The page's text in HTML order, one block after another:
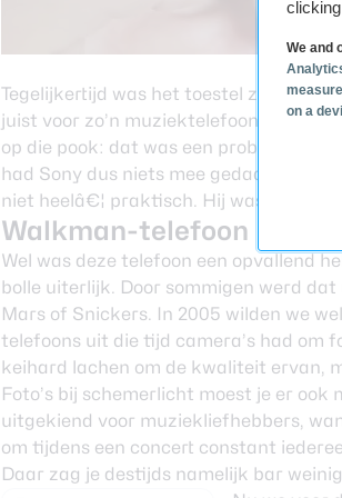
We and
on a
Tegelijkertijd was het toestel zeker
juist voor zo’n muziektelefoon een
op die pook: dat was een probleem dat
had Sony dus niets mee gedaan. Het
niet heelâ€¦ praktisch. Hij was ook
Walkman-telefoon
Wel was deze telefoon een opvallend
bolle uiterlijk. Door sommigen werd dat
Mars of Snickers. In 2005 wilden we
telefoons uit die tijd camera’s had om
keihard lachen om de kwaliteit ervan,
Foto’s bij schemerlicht moest je er
uitgekiend voor muziekliefhebbers,
om tijdens een concert constant
Daar zag je destijds namelijk bar